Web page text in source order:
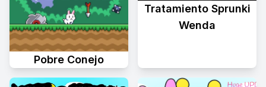
Pobre Conejo
Tratamiento Sprunki
Wenda